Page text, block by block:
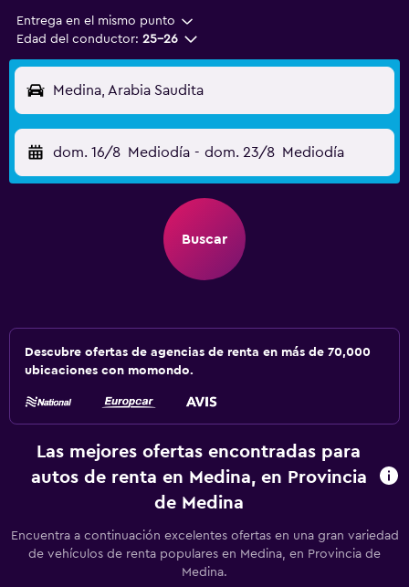
Entrega en el mismo punto
Edad del conductor: 25-26
Medina, Arabia Saudita
dom. 16/8 Mediodía - dom. 23/8 Mediodía
Buscar
Descubre ofertas de agencias de renta en más de 70,000
ubicaciones con momondo.
Las mejores ofertas encontradas para
autos de renta en Medina, en Provincia
de Medina
Encuentra a continuación excelentes ofertas en una gran variedad
de vehículos de renta populares en Medina, en Provincia de
Medina.